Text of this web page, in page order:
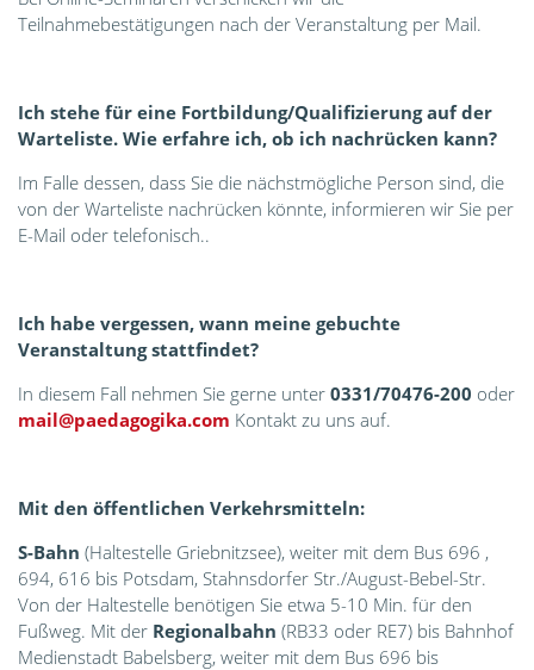
Teilnahmebestätigungen nach der Veranstaltung per Mail.
Ich stehe für eine Fortbildung/Qualifizierung auf der
Warteliste. Wie erfahre ich, ob ich nachrücken kann?
Im Falle dessen, dass Sie die nächstmögliche Person sind, die
von der Warteliste nachrücken könnte, informieren wir Sie per
E-Mail oder telefonisch..
Ich habe vergessen, wann meine gebuchte
Veranstaltung stattfindet?
In diesem Fall nehmen Sie gerne unter 0331/70476-200 oder
mail@paedagogika.com Kontakt zu uns auf.
Mit den öffentlichen Verkehrsmitteln:
S-Bahn (Haltestelle Griebnitzsee), weiter mit dem Bus 696 ,
694, 616 bis Potsdam, Stahnsdorfer Str./August-Bebel-Str.
Von der Haltestelle benötigen Sie etwa 5-10 Min. für den
Fußweg. Mit der Regionalbahn (RB33 oder RE7) bis Bahnhof
Medienstadt Babelsberg, weiter mit dem Bus 696 bis